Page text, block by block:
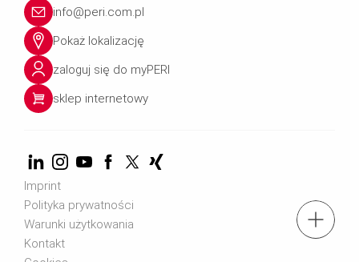
tel.: + 4822 7217 400
info@peri.com.pl
Pokaż lokalizację
zaloguj się do myPERI
sklep internetowy
Imprint
Polityka prywatności
Warunki użytkowania
Kontakt